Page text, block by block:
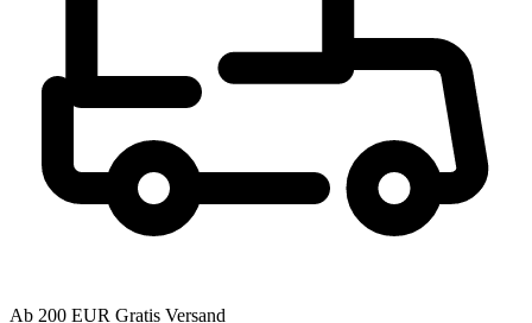
Ab 200 EUR Gratis Versand